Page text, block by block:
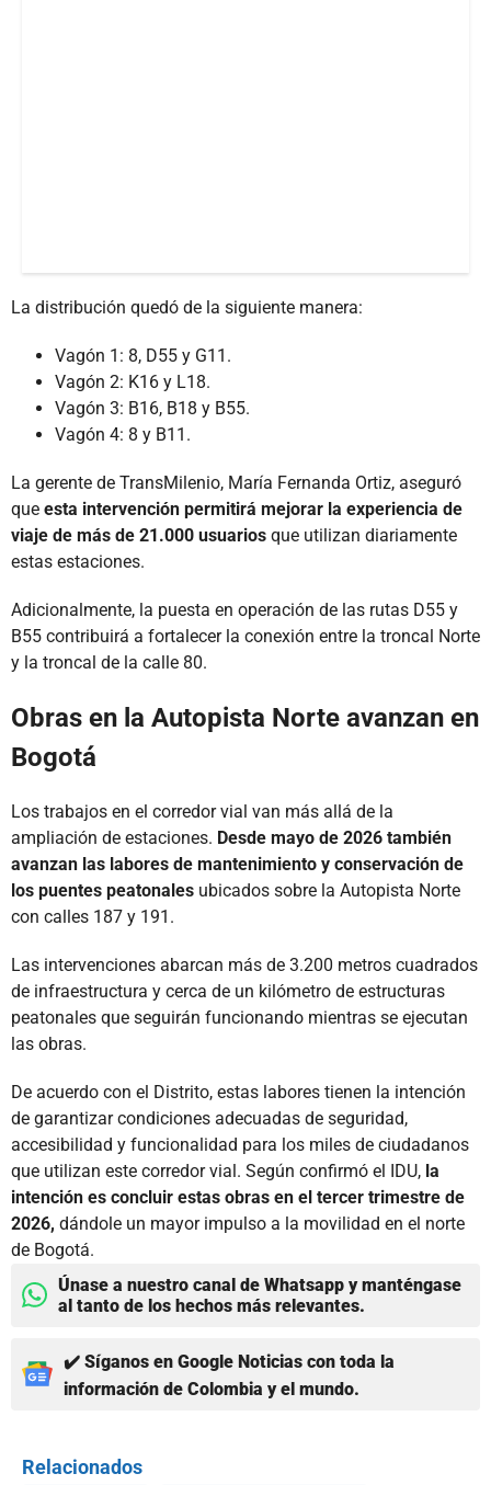
La distribución quedó de la siguiente manera:
Vagón 1: 8, D55 y G11.
Vagón 2: K16 y L18.
Vagón 3: B16, B18 y B55.
Vagón 4: 8 y B11.
La gerente de TransMilenio, María Fernanda Ortiz, aseguró
que esta intervención permitirá mejorar la experiencia de
viaje de más de 21.000 usuarios que utilizan diariamente
estas estaciones.
Adicionalmente, la puesta en operación de las rutas D55 y
B55 contribuirá a fortalecer la conexión entre la troncal Norte
y la troncal de la calle 80.
Obras en la Autopista Norte avanzan en
Bogotá
Los trabajos en el corredor vial van más allá de la
ampliación de estaciones. Desde mayo de 2026 también
avanzan las labores de mantenimiento y conservación de
los puentes peatonales ubicados sobre la Autopista Norte
con calles 187 y 191.
Las intervenciones abarcan más de 3.200 metros cuadrados
de infraestructura y cerca de un kilómetro de estructuras
peatonales que seguirán funcionando mientras se ejecutan
las obras.
De acuerdo con el Distrito, estas labores tienen la intención
de garantizar condiciones adecuadas de seguridad,
accesibilidad y funcionalidad para los miles de ciudadanos
que utilizan este corredor vial. Según confirmó el IDU, la
intención es concluir estas obras en el tercer trimestre de
2026, dándole un mayor impulso a la movilidad en el norte
de Bogotá.
Únase a nuestro canal de Whatsapp y manténgase
al tanto de los hechos más relevantes.
✔️ Síganos en Google Noticias con toda la
información de Colombia y el mundo.
Relacionados